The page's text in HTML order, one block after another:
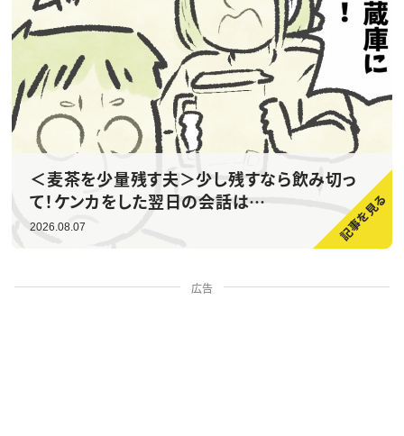
＜麦茶を少量残す夫＞少し残すなら飲み切っ
て！ケンカをした翌日の会話は…
2026.08.07
広告